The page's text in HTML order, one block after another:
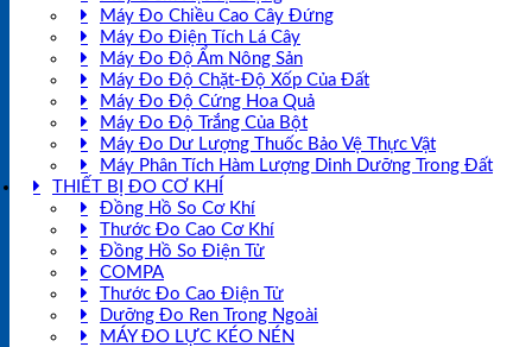
Máy Đo Chiều Cao Cây Đứng
Máy Đo Điện Tích Lá Cây
Máy Đo Độ Ẩm Nông Sản
Máy Đo Độ Chặt-Độ Xốp Của Đất
Máy Đo Độ Cứng Hoa Quả
Máy Đo Độ Trắng Của Bột
Máy Đo Dư Lượng Thuốc Bảo Vệ Thực Vật
Máy Phân Tích Hàm Lượng Dinh Dưỡng Trong Đất
THIẾT BỊ ĐO CƠ KHÍ
Đồng Hồ So Cơ Khí
Thước Đo Cao Cơ Khí
Đồng Hồ So Điện Tử
COMPA
Thước Đo Cao Điện Tử
Dưỡng Đo Ren Trong Ngoài
MÁY ĐO LỰC KÉO NÉN